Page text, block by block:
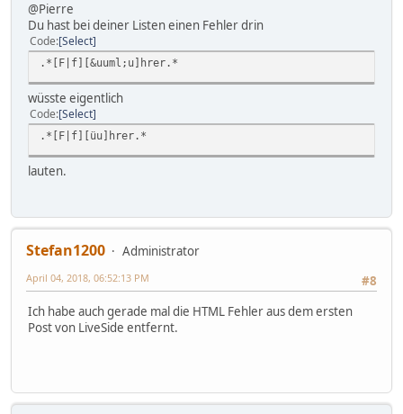
@Pierre
Du hast bei deiner Listen einen Fehler drin
Code Select
.*[F|f][&uuml;u]hrer.*
wüsste eigentlich
Code Select
.*[F|f][üu]hrer.*
lauten.
Stefan1200
Administrator
#8
April 04, 2018, 06:52:13 PM
Ich habe auch gerade mal die HTML Fehler aus dem ersten
Post von LiveSide entfernt.